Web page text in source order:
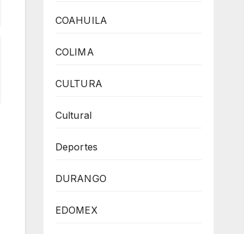
COAHUILA
COLIMA
CULTURA
Cultural
Deportes
DURANGO
EDOMEX